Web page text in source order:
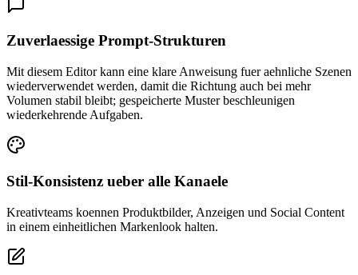
Zuverlaessige Prompt-Strukturen
Mit diesem Editor kann eine klare Anweisung fuer aehnliche Szenen
wiederverwendet werden, damit die Richtung auch bei mehr
Volumen stabil bleibt; gespeicherte Muster beschleunigen
wiederkehrende Aufgaben.
Stil-Konsistenz ueber alle Kanaele
Kreativteams koennen Produktbilder, Anzeigen und Social Content
in einem einheitlichen Markenlook halten.